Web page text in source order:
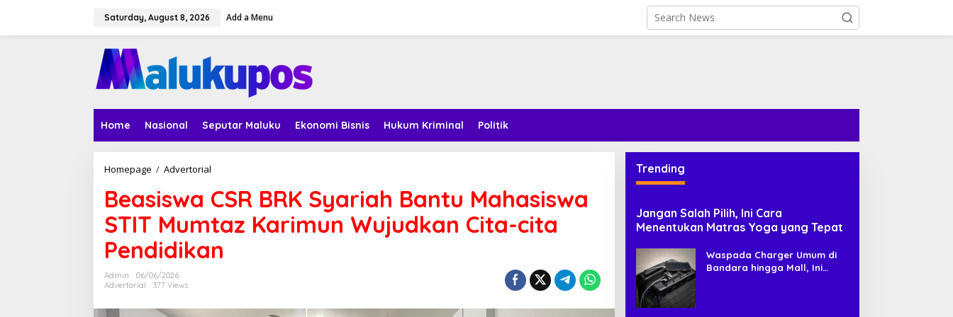
Saturday, August 8, 2026 Add a Menu
Home Nasional Seputar Maluku Ekonomi Bisnis Hukum Kriminal Politik
Homepage / Advertorial
a
s
i
s
w
a
B
Beasiswa CSR BRK Syariah Bantu Mahasiswa
STIT Mumtaz Karimun Wujudkan Cita-cita
Pendidikan
Admin
06/06/2026
Advertorial
377 Views
Trending
Jangan Salah Pilih, Ini Cara
Menentukan Matras Yoga yang Tepat
Waspada Charger Umum di
Bandara hingga Mall, Ini